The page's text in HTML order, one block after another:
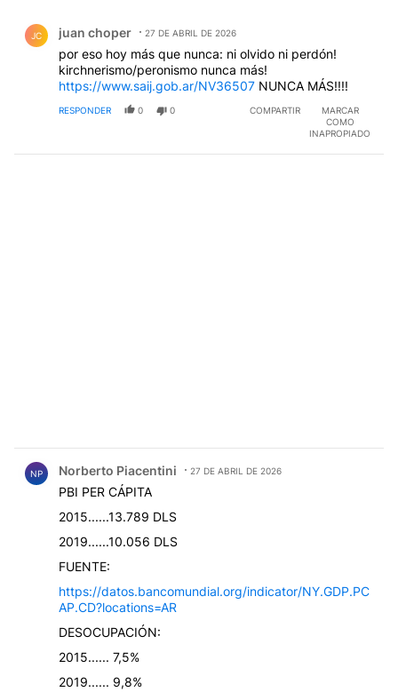
JC juan choper 27 DE ABRIL DE 2026
por eso hoy más que nunca: ni olvido ni perdón!
kirchnerismo/peronismo nunca más!
https://www.saij.gob.ar/NV36507 NUNCA MÁS!!!!
RESPONDER 0 0 COMPARTIR
MARCAR
COMO
INAPROPIADO
NP Norberto Piacentini 27 DE ABRIL DE 2026
PBI PER CÁPITA
2015......13.789 DLS
2019......10.056 DLS
FUENTE:
https://datos.bancomundial.org/indicator/NY.GDP.PC
AP.CD?locations=AR
DESOCUPACIÓN:
2015...... 7,5%
2019...... 9,8%